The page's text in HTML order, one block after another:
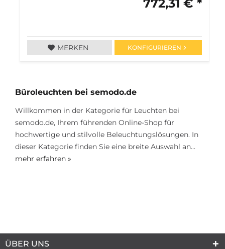
772,31 € *
MERKEN KONFIGURIEREN
Büroleuchten bei semodo.de
Willkommen in der Kategorie für Leuchten bei
semodo.de, Ihrem führenden Online-Shop für
hochwertige und stilvolle Beleuchtungslösungen. In
dieser Kategorie finden Sie eine breite Auswahl an...
mehr erfahren »
ÜBER UNS